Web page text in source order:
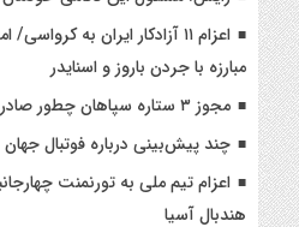
اعزام ۱۱ آزادکار ایران به
مبارزه با جردن باروز و اسنایدر
مجوز ۳ ستاره سپاهان چطور صادر شد؟
چند پیش‌بینی‌ درباره فوتبال جهان در
اعزام تیم ملی به تورنمنت
هندبال آسیا